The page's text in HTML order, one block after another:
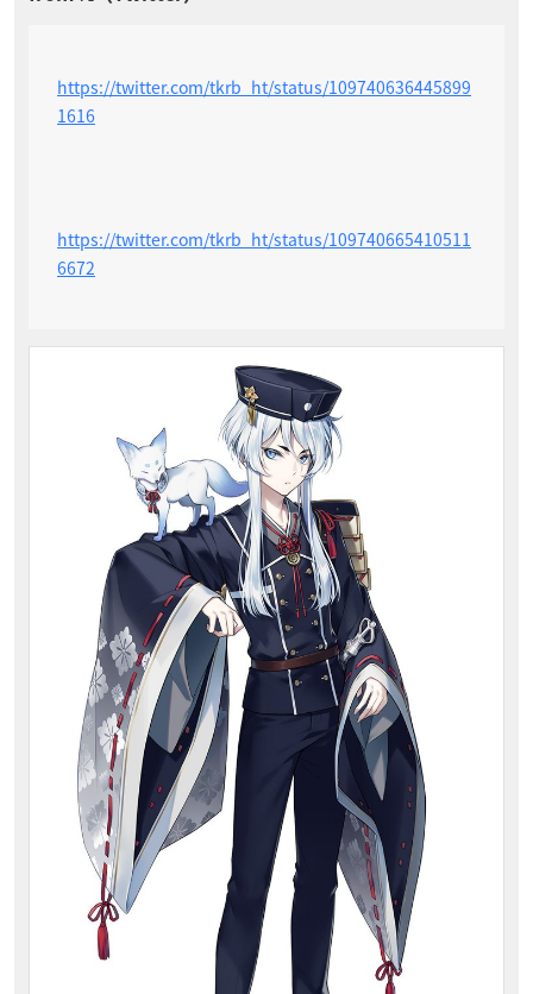
https://twitter.com/tkrb_ht/status/109740636445899
1616
https://twitter.com/tkrb_ht/status/109740665410511
6672